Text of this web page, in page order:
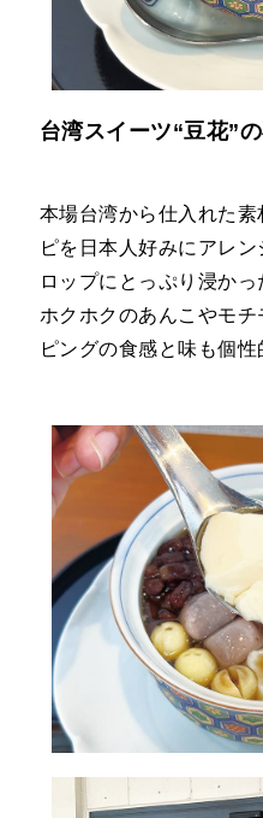
台湾スイーツ“豆花”
本場台湾から仕入れた
ピを日本人好みにアレ
ロップにとっぷり浸か
ホクホクのあんこやモ
ピングの食感と味も個性